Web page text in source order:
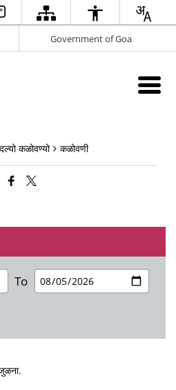
Government of Goa
कळोवण्यो कळोवणी
To